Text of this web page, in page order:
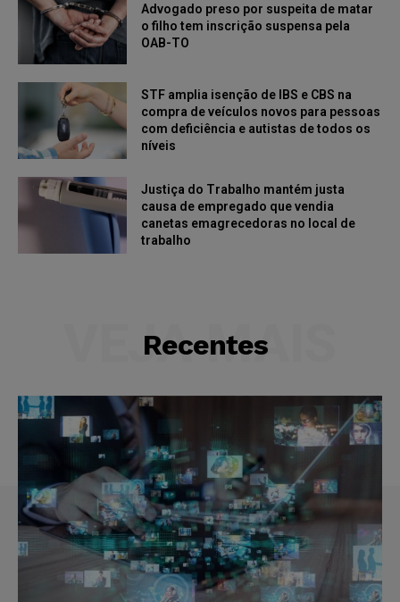
Advogado preso por suspeita de matar
o filho tem inscrição suspensa pela
OAB-TO
STF amplia isenção de IBS e CBS na
compra de veículos novos para pessoas
com deficiência e autistas de todos os
níveis
Justiça do Trabalho mantém justa
causa de empregado que vendia
canetas emagrecedoras no local de
trabalho
Recentes
VEJA MAIS